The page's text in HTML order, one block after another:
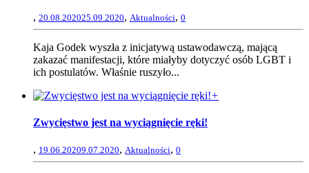
, 20.08.202025.09.2020, Aktualności, 0
Kaja Godek wyszła z inicjatywą ustawodawczą, mającą
zakazać manifestacji, które miałyby dotyczyć osób LGBT i
ich postulatów. Właśnie ruszyło...
+
Zwycięstwo jest na wyciągnięcie ręki!
, 19.06.20209.07.2020, Aktualności, 0